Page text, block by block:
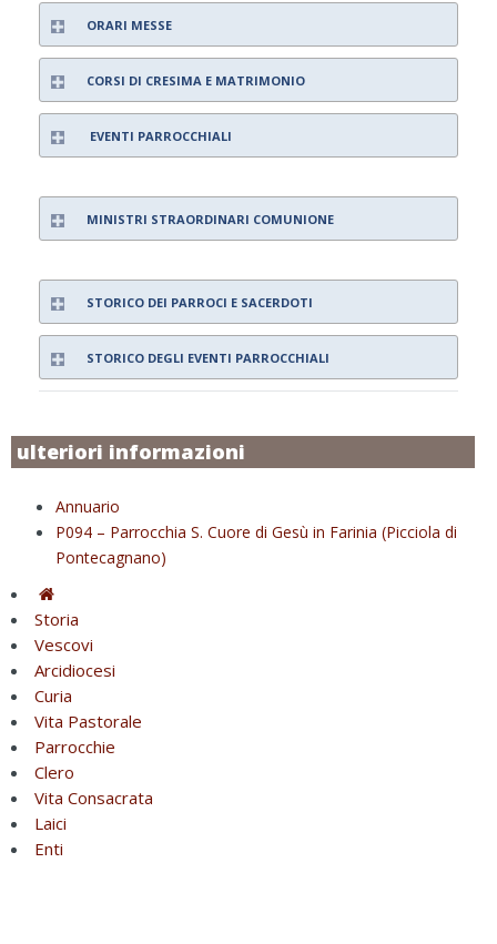
ORARI MESSE
CORSI DI CRESIMA E MATRIMONIO
EVENTI PARROCCHIALI
MINISTRI STRAORDINARI COMUNIONE
STORICO DEI PARROCI E SACERDOTI
STORICO DEGLI EVENTI PARROCCHIALI
ulteriori informazioni
Annuario
P094 – Parrocchia S. Cuore di Gesù in Farinia (Picciola di
Pontecagnano)
Storia
Vescovi
Arcidiocesi
Curia
Vita Pastorale
Parrocchie
Clero
Vita Consacrata
Laici
Enti